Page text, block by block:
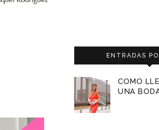
ENTRADAS
COMO
UNA